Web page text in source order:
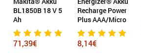
BL1850B 18 V 5
Ah
71,39€
Recharge Power
Plus AAA/Micro
8,14€